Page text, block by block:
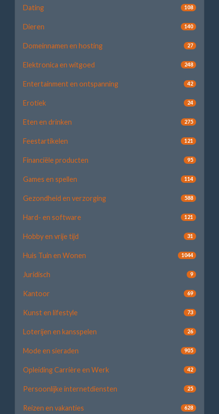
Dating 108
Dieren 140
Domeinnamen en hosting 27
Elektronica en witgoed 248
Entertainment en ontspanning 42
Erotiek 24
Eten en drinken 275
Feestartikelen 121
Financiële producten 95
Games en spellen 114
Gezondheid en verzorging 588
Hard- en software 121
Hobby en vrije tijd 31
Huis Tuin en Wonen 1044
Juridisch 9
Kantoor 69
Kunst en lifestyle 73
Loterijen en kansspelen 26
Mode en sieraden 905
Opleiding Carrière en Werk 42
Persoonlijke internetdiensten 25
Reizen en vakanties 628